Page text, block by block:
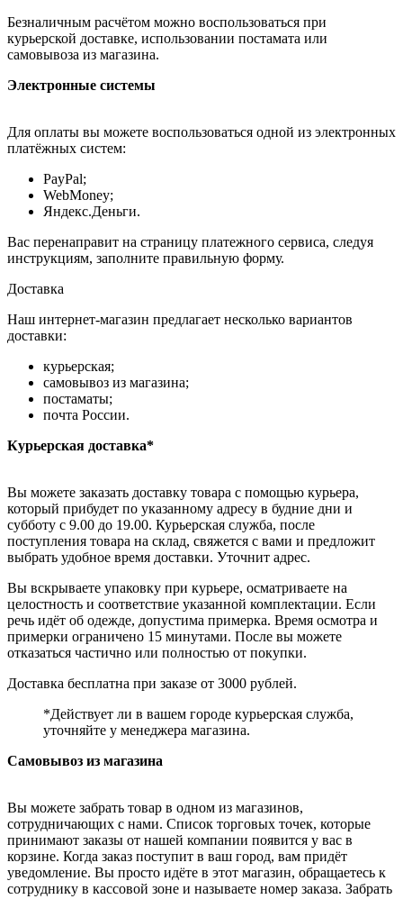
Безналичным расчётом можно воспользоваться при
курьерской доставке, использовании постамата или
самовывоза из магазина.
Электронные системы
Для оплаты вы можете воспользоваться одной из электронных
платёжных систем:
PayPal;
WebMoney;
Яндекс.Деньги.
Вас перенаправит на страницу платежного сервиса, следуя
инструкциям, заполните правильную форму.
Доставка
Наш интернет-магазин предлагает несколько вариантов
доставки:
курьерская;
самовывоз из магазина;
постаматы;
почта России.
Курьерская доставка*
Вы можете заказать доставку товара с помощью курьера,
который прибудет по указанному адресу в будние дни и
субботу с 9.00 до 19.00. Курьерская служба, после
поступления товара на склад, свяжется с вами и предложит
выбрать удобное время доставки. Уточнит адрес.
Вы вскрываете упаковку при курьере, осматриваете на
целостность и соответствие указанной комплектации. Если
речь идёт об одежде, допустима примерка. Время осмотра и
примерки ограничено 15 минутами. После вы можете
отказаться частично или полностью от покупки.
Доставка бесплатна при заказе от 3000 рублей.
*Действует ли в вашем городе курьерская служба,
уточняйте у менеджера магазина.
Самовывоз из магазина
Вы можете забрать товар в одном из магазинов,
сотрудничающих с нами. Список торговых точек, которые
принимают заказы от нашей компании появится у вас в
корзине. Когда заказ поступит в ваш город, вам придёт
уведомление. Вы просто идёте в этот магазин, обращаетесь к
сотруднику в кассовой зоне и называете номер заказа. Забрать